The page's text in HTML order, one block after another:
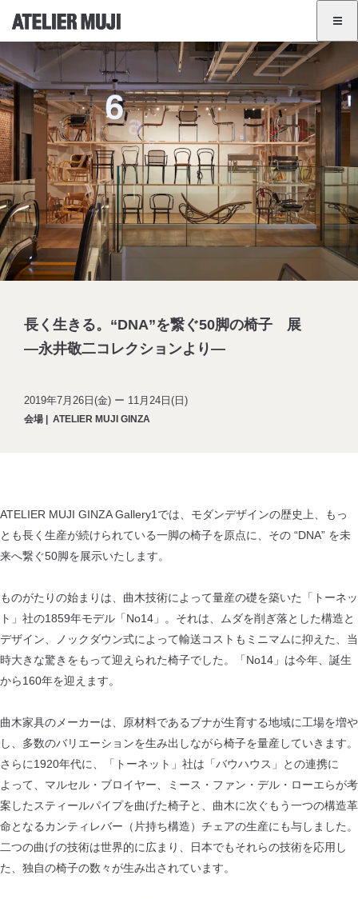
展覧会情報
イベント一覧
GINZA
BANGKOK
JA EN
長く生きる。“DNA”を繋ぐ50脚の椅子 展
―永井敬二コレクションより―
2019年7月26日(金) ー 11月24日(日)
会場 | ATELIER MUJI GINZA
ATELIER MUJI GINZA Gallery1では、モダンデザインの歴史上、もっ
とも長く生産が続けられている一脚の椅子を原点に、その “DNA” を未
来へ繋ぐ50脚を展示いたします。
ものがたりの始まりは、曲木技術によって量産の礎を築いた「トーネッ
ト」社の1859年モデル「No14」。それは、ムダを削ぎ落とした構造と
デザイン、ノックダウン式によって輸送コストもミニマムに抑えた、当
時大きな驚きをもって迎えられた椅子でした。「No14」は今年、誕生
から160年を迎えます。
曲木家具のメーカーは、原材料であるブナが生育する地域に工場を増や
し、多数のバリエーションを生み出しながら椅子を量産していきます。
さらに1920年代に、「トーネット」社は「バウハウス」との連携に
よって、マルセル・ブロイヤー、ミース・ファン・デル・ローエらが考
案したスティールパイプを曲げた椅子と、曲木に次ぐもう一つの構造革
命となるカンティレバー（片持ち構造）チェアの生産にも与しました。
二つの曲げの技術は世界的に広まり、日本でもそれらの技術を応用し
た、独自の椅子の数々が生み出されています。